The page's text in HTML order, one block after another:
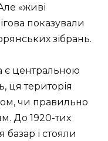
«живі
показували
зібрань.
є центральною
ця територія
чи правильно
До 1920-тих
базар і стояли